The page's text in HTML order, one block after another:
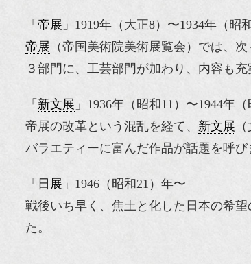
「 帝展 」1919年（大正8）〜1934年（昭和
帝展 （帝国美術院美術展覧会）では、
３部門に、工芸部門が加わり、内容も充
「 新文展 」1936年（昭和11）〜1944年（
帝展の改革という混乱を経て、 新文展
バラエティーに富んだ作品が話題を呼び
「 日展 」1946（昭和21）年〜
戦後いち早く、焦土と化した日本の希望
た。